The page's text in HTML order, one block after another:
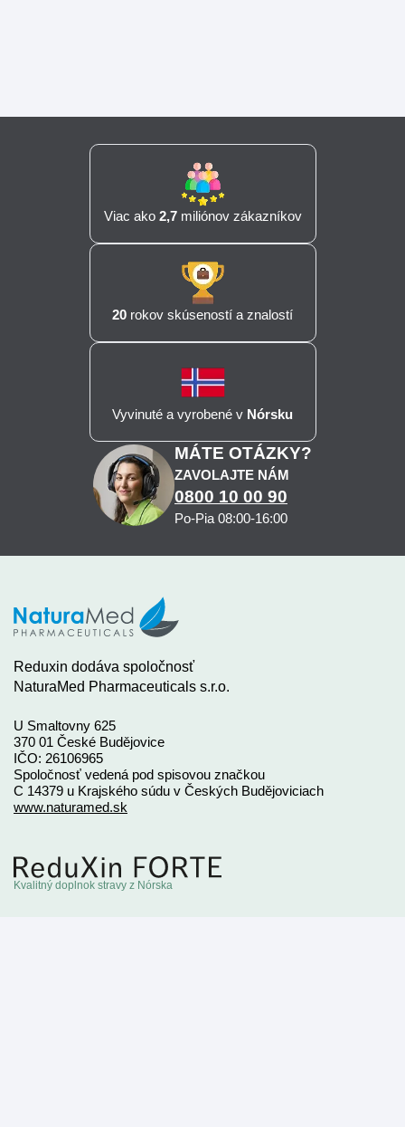
Viac ako 2,7miliónov zákazníkov
20 rokov skúseností a znalostí
Vyvinuté a vyrobené v Nórsku
MÁTE OTÁZKY?
ZAVOLAJTE NÁM
0800 10 00 90
Po-Pia 08:00-16:00
Reduxin dodáva spoločnosť
NaturaMed Pharmaceuticals s.r.o.
U Smaltovny 625
370 01 České Budějovice
IČO: 26106965
Spoločnosť vedená pod spisovou značkou
C 14379 u Krajského súdu v Českých Budějoviciach
www.naturamed.sk
Kvalitný doplnok stravy z Nórska